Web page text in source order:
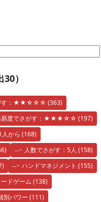
）
す：★★☆☆☆ (363)
易度でさがす：★★★☆☆ (197)
人から (168)
人数でさがす：5人 (158)
ハンドマネジメント (155)
ドゲーム (138)
別パワー (111)